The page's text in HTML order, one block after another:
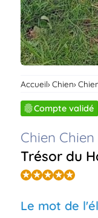
Accueil Chien
Compte validé
Chien
Trésor du
Le mot de